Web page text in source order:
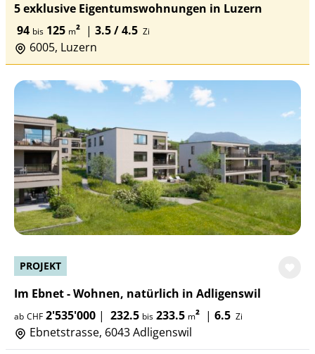
5 exklusive Eigentumswohnungen in Luzern
94 bis 125 m² | 3.5 / 4.5 Zi
6005, Luzern
PROJEKT
Im Ebnet - Wohnen, natürlich in Adligenswil
ab CHF 2'535'000 | 232.5 bis 233.5 m² | 6.5 Zi
Ebnetstrasse, 6043 Adligenswil